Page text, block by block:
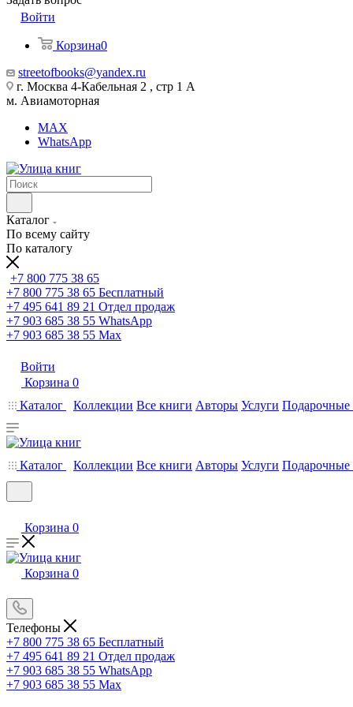
Войти
Корзина0
streetofbooks@yandex.ru
г. Москва 4-Кабельная 2 , стр 1 А
м. Авиамоторная
MAX
WhatsApp
Каталог
По всему сайту
По каталогу
+7 800 775 38 65
+7 800 775 38 65 Бесплатный
+7 495 641 89 21 Отдел продаж
+7 903 685 38 55 WhatsApp
+7 903 685 38 55 Max
Войти
Корзина 0
Каталог
Коллекции Все книги Авторы Услуги Подарочные
Каталог Коллекции Все книги Авторы Услуги Подарочные
Корзина 0
Корзина 0
Телефоны
+7 800 775 38 65 Бесплатный
+7 495 641 89 21 Отдел продаж
+7 903 685 38 55 WhatsApp
+7 903 685 38 55 Max